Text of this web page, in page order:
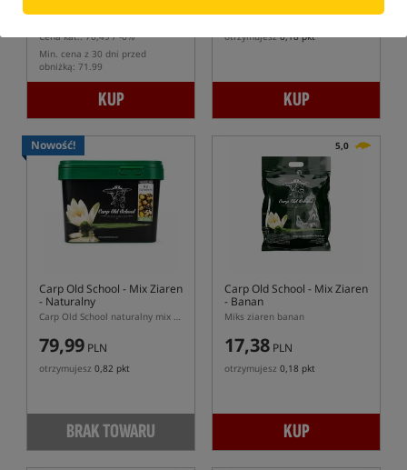
71,99PLN
Cena kat.:76,49/ -6%
Min. cena z 30 dni przed
obniżką: 71.99
KUP
17,38PLN
otrzymujesz0,18 pkt
KUP
Nowość!
Carp Old School - Mix Ziaren
- Naturalny
Carp Old School naturalny mix ziaren karpiowych 4x1 kg
79,99 PLN
otrzymujesz 0,82 pkt
BRAK TOWARU
5,0
Carp Old School - Mix Ziaren
- Banan
Miks ziaren banan
17,38 PLN
otrzymujesz 0,18 pkt
KUP